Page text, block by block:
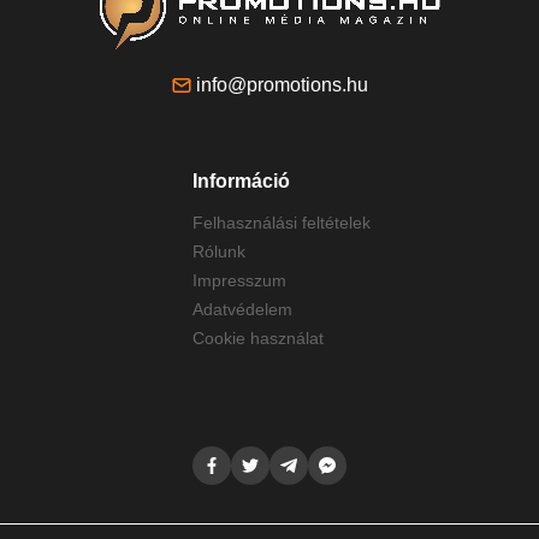
info@promotions.hu
Információ
Felhasználási feltételek
Rólunk
Impresszum
Adatvédelem
Cookie használat